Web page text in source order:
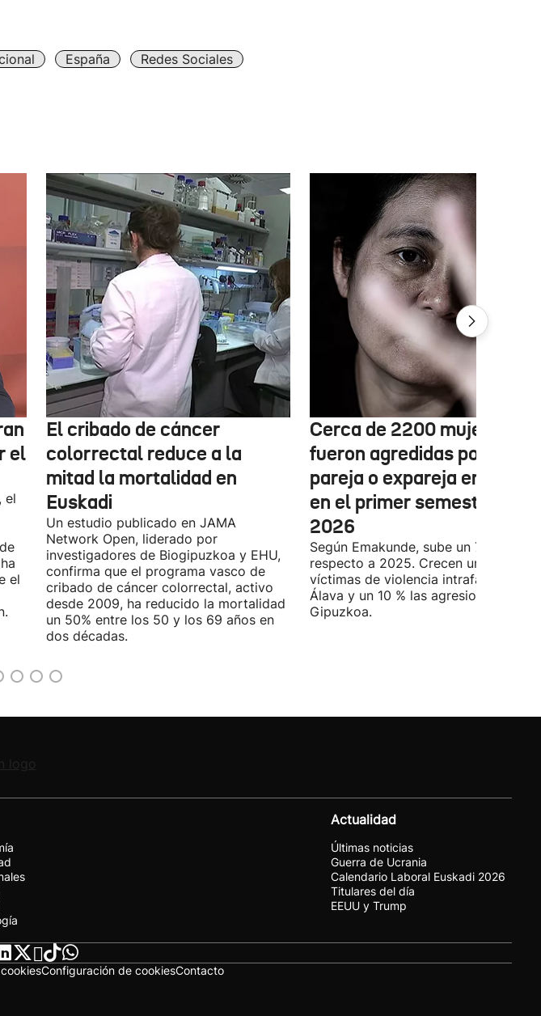
España
Redes Sociales
el
el
el
El cribado de cáncer
colorrectal reduce a la
mitad la mortalidad en
Euskadi
Un estudio publicado en JAMA
Network Open, liderado por
investigadores de Biogipuzkoa y EHU,
confirma que el programa vasco de
cribado de cáncer colorrectal, activo
desde 2009, ha reducido la mortalidad
un 50% entre los 50 y los 69 años en
dos décadas.
Cerca de 2200 mujeres
fueron agredidas por su
pareja o expareja en
en el primer semestre de
2026
Según Emakunde, sube un 7 %
respecto a 2025. Crecen un 20 % las
víctimas de violencia intrafamiliar en
Álava y un 10 % las agresiones en
Gipuzkoa.
Actualidad
Últimas noticias
Guerra de Ucrania
Calendario Laboral Euskadi 2026
Titulares del día
EEUU y Trump
Configuración de cookiesContacto